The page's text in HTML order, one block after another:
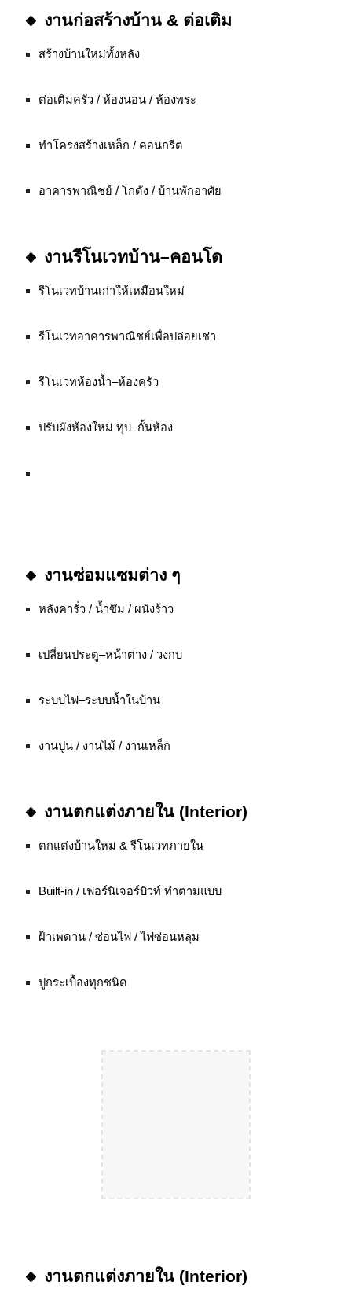
🔸 งานก่อสร้างบ้าน & ต่อเติม
สร้างบ้านใหม่ทั้งหลัง
ต่อเติมครัว / ห้องนอน / ห้องพระ
ทำโครงสร้างเหล็ก / คอนกรีต
อาคารพาณิชย์ / โกดัง / บ้านพักอาศัย
🔸 งานรีโนเวทบ้าน–คอนโด
รีโนเวทบ้านเก่าให้เหมือนใหม่
รีโนเวทอาคารพาณิชย์เพื่อปล่อยเช่า
รีโนเวทห้องน้ำ–ห้องครัว
ปรับผังห้องใหม่ ทุบ–กั้นห้อง
🔸 งานซ่อมแซมต่าง ๆ
หลังคารั่ว / น้ำซึม / ผนังร้าว
เปลี่ยนประตู–หน้าต่าง / วงกบ
ระบบไฟ–ระบบน้ำในบ้าน
งานปูน / งานไม้ / งานเหล็ก
🔸 งานตกแต่งภายใน (Interior)
ตกแต่งบ้านใหม่ & รีโนเวทภายใน
Built-in / เฟอร์นิเจอร์บิวท์ ทำตามแบบ
ฝ้าเพดาน / ซ่อนไฟ / ไฟซ่อนหลุม
ปูกระเบื้องทุกชนิด
🔸 งานตกแต่งภายใน (Interior)